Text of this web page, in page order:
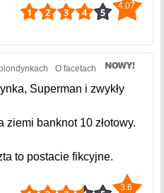
4.07
O facetach
Superman i zwykły
banknot 10 złotowy.
to postacie fikcyjne.
3.6